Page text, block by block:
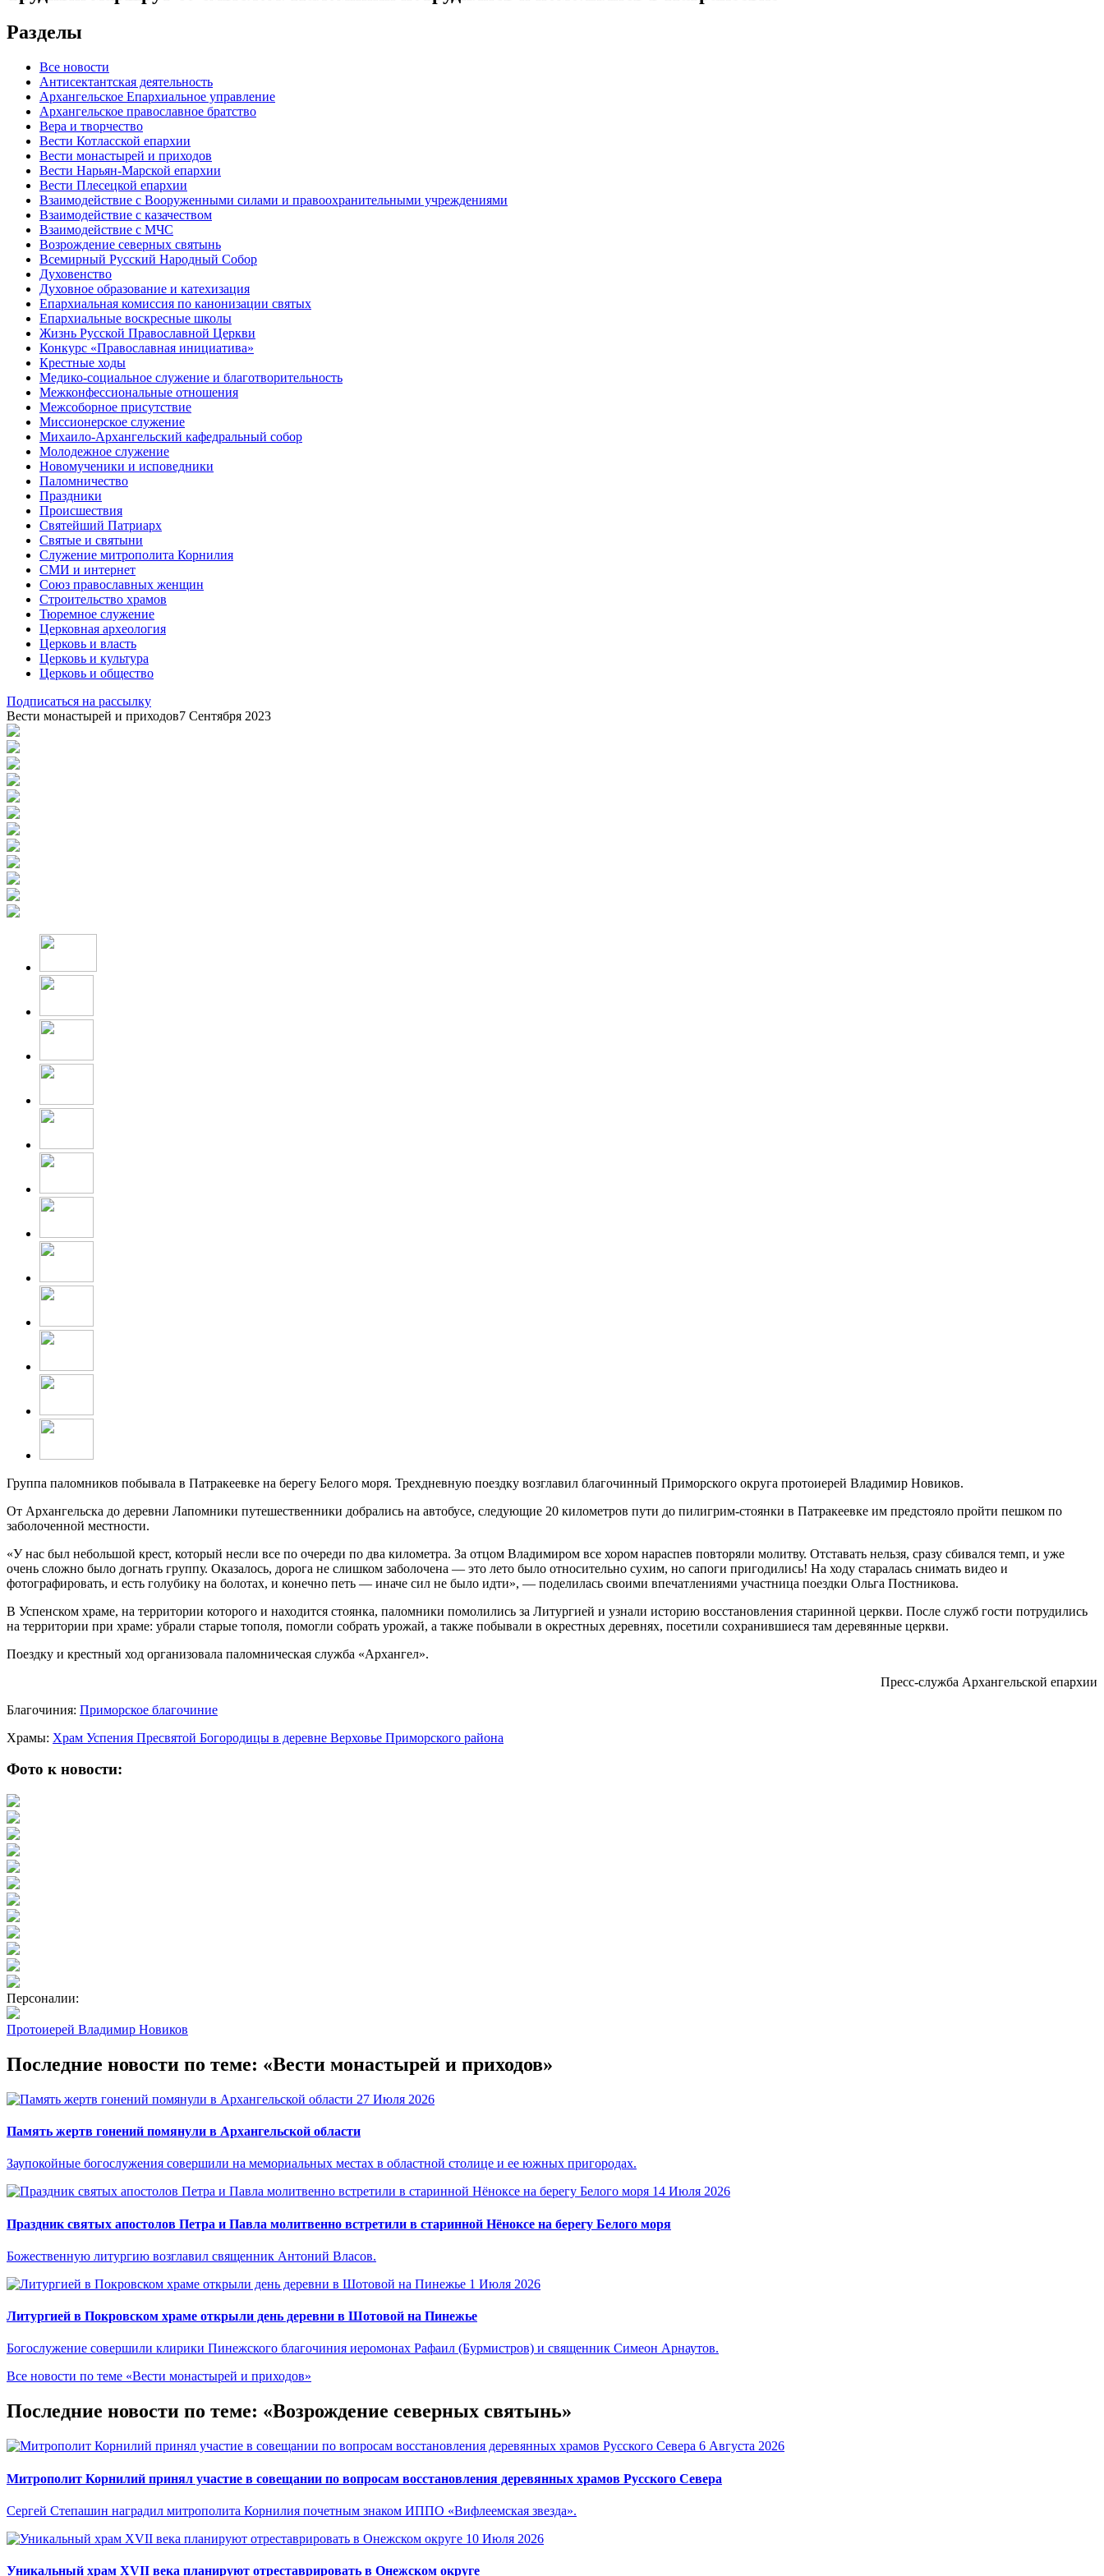
Разделы
Все новости
Антисектантская деятельность
Архангельское Епархиальное управление
Архангельское православное братство
Вера и творчество
Вести Котласской епархии
Вести монастырей и приходов
Вести Нарьян-Марской епархии
Вести Плесецкой епархии
Взаимодействие с Вооруженными силами и правоохранительными учреждениями
Взаимодействие с казачеством
Взаимодействие с МЧС
Возрождение северных святынь
Всемирный Русский Народный Собор
Духовенство
Духовное образование и катехизация
Епархиальная комиссия по канонизации святых
Епархиальные воскресные школы
Жизнь Русской Православной Церкви
Конкурс «Православная инициатива»
Крестные ходы
Медико-социальное служение и благотворительность
Межконфессиональные отношения
Межсоборное присутствие
Миссионерское служение
Михаило-Архангельский кафедральный собор
Молодежное служение
Новомученики и исповедники
Паломничество
Праздники
Происшествия
Святейший Патриарх
Святые и святыни
Служение митрополита Корнилия
СМИ и интернет
Союз православных женщин
Строительство храмов
Тюремное служение
Церковная археология
Церковь и власть
Церковь и культура
Церковь и общество
Подписаться на рассылку
Вести монастырей и приходов7 Сентября 2023
Группа паломников побывала в Патракеевке на берегу Белого моря. Трехдневную поездку возглавил благочинный Приморского округа протоиерей Владимир Новиков.
От Архангельска до деревни Лапомники путешественники добрались на автобусе, следующие 20 километров пути до пилигрим-стоянки в Патракеевке им предстояло пройти пешком по
заболоченной местности.
«У нас был небольшой крест, который несли все по очереди по два километра. За отцом Владимиром все хором нараспев повторяли молитву. Отставать нельзя, сразу сбивался темп, и уже
очень сложно было догнать группу. Оказалось, дорога не слишком заболочена — это лето было относительно сухим, но сапоги пригодились! На ходу старалась снимать видео и
фотографировать, и есть голубику на болотах, и конечно петь — иначе сил не было идти», — поделилась своими впечатлениями участница поездки Ольга Постникова.
В Успенском храме, на территории которого и находится стоянка, паломники помолились за Литургией и узнали историю восстановления старинной церкви. После служб гости потрудились
на территории при храме: убрали старые тополя, помогли собрать урожай, а также побывали в окрестных деревнях, посетили сохранившиеся там деревянные церкви.
Поездку и крестный ход организовала паломническая служба «Архангел».
Пресс-служба Архангельской епархии
Благочиния: Приморское благочиние
Храмы: Храм Успения Пресвятой Богородицы в деревне Верховье Приморского района
Фото к новости:
Персоналии:
Протоиерей Владимир Новиков
Последние новости по теме: «Вести монастырей и приходов»
27 Июля 2026
Память жертв гонений помянули в Архангельской области
Заупокойные богослужения совершили на мемориальных местах в областной столице и ее южных пригородах.
14 Июля 2026
Праздник святых апостолов Петра и Павла молитвенно встретили в старинной Нёноксе на берегу Белого моря
Божественную литургию возглавил священник Антоний Власов.
1 Июля 2026
Литургией в Покровском храме открыли день деревни в Шотовой на Пинежье
Богослужение совершили клирики Пинежского благочиния иеромонах Рафаил (Бурмистров) и священник Симеон Арнаутов.
Все новости по теме «Вести монастырей и приходов»
Последние новости по теме: «Возрождение северных святынь»
6 Августа 2026
Митрополит Корнилий принял участие в совещании по вопросам восстановления деревянных храмов Русского Севера
Сергей Степашин наградил митрополита Корнилия почетным знаком ИППО «Вифлеемская звезда».
10 Июля 2026
Уникальный храм XVII века планируют отреставрировать в Онежском округе